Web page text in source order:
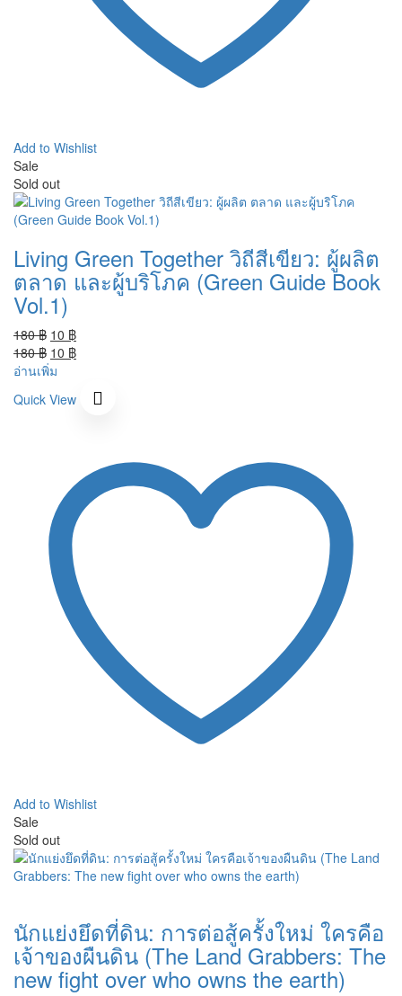
Add to Wishlist
Sale
Sold out
Living Green Together วิถีสีเขียว: ผู้ผลิต
ตลาด และผู้บริโภค (Green Guide Book
Vol.1)
180฿ Original
price
was:
10 ฿Current
price
180฿ Original
price
180 ฿.
10 ฿Current
10 ฿.
อ่านเพิ่ม
Quick View
Add to Wishlist
Sale
Sold out
นักแย่งยึดที่ดิน: การต่อสู้ครั้งใหม่ ใครคือ
เจ้าของผืนดิน (The Land Grabbers: The
new fight over who owns the earth)